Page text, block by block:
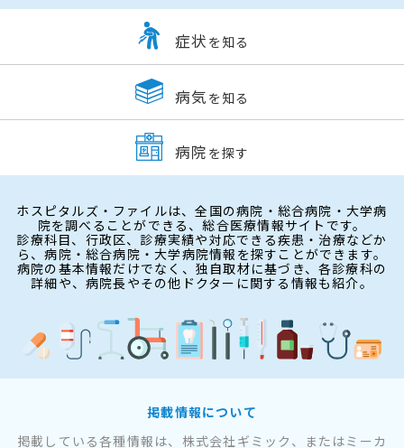
症状 を知る
病気 を知る
病院 を探す
ホスピタルズ・ファイルは、全国の病院・総合病院・大学病
院を調べることができる、総合医療情報サイトです。
診療科目、行政区、診療実績や対応できる疾患・治療などか
ら、病院・総合病院・大学病院情報を探すことができます。
病院の基本情報だけでなく、独自取材に基づき、各診療科の
詳細や、病院長やその他ドクターに関する情報も紹介。
掲載情報について
掲載している各種情報は、株式会社ギミック、またはミーカ